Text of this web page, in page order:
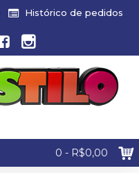
Histórico de pedidos
0 - R$0,00